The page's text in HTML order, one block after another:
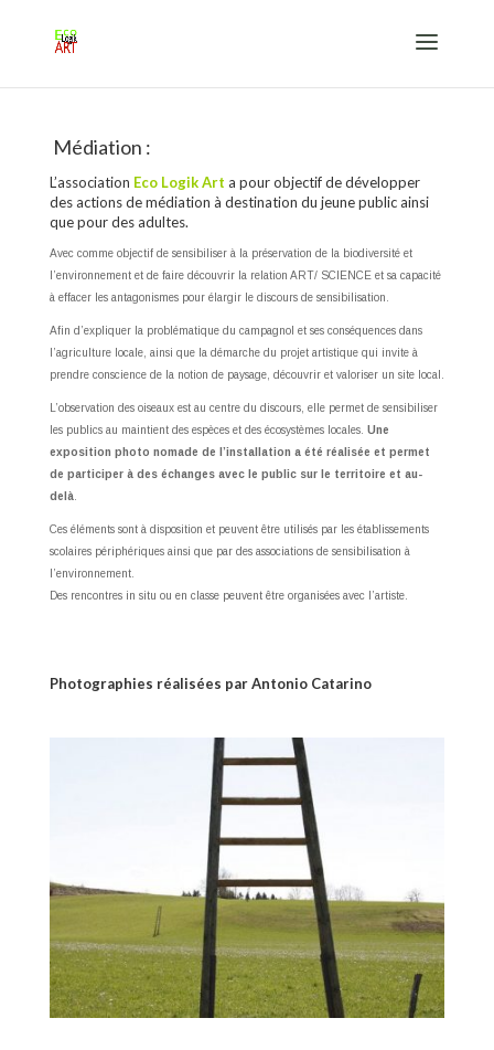
Médiation :
L’association Eco Logik Art a pour objectif de développer
des actions de médiation à destination du jeune public ainsi
que pour des adultes.
Avec comme objectif de sensibiliser à la préservation de la biodiversité et
l’environnement et de faire découvrir la relation ART/ SCIENCE et sa capacité
à effacer les antagonismes pour élargir le discours de sensibilisation.
Afin d’expliquer la problématique du campagnol et ses conséquences dans
l’agriculture locale, ainsi que la démarche du projet artistique qui invite à
prendre conscience de la notion de paysage, découvrir et valoriser un site local.
L’observation des oiseaux est au centre du discours, elle permet de sensibiliser
les publics au maintient des espèces et des écosystèmes locales. Une
exposition photo nomade de l’installation a été réalisée et permet
de participer à des échanges avec le public sur le territoire et au-
delà.
Ces éléments sont à disposition et peuvent être utilisés par les établissements
scolaires périphériques ainsi que par des associations de sensibilisation à
l’environnement.
Des rencontres in situ ou en classe peuvent être organisées avec l’artiste.
Photographies réalisées par Antonio Catarino